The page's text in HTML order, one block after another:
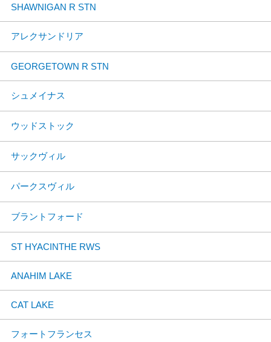
SHAWNIGAN R STN
アレクサンドリア
GEORGETOWN R STN
シュメイナス
ウッドストック
サックヴィル
パークスヴィル
ブラントフォード
ST HYACINTHE RWS
ANAHIM LAKE
CAT LAKE
フォートフランセス